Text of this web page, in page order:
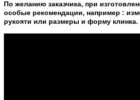
По желанию заказчика, при
особые рекомендации, например :
рукояти или размеры и форму клинка.